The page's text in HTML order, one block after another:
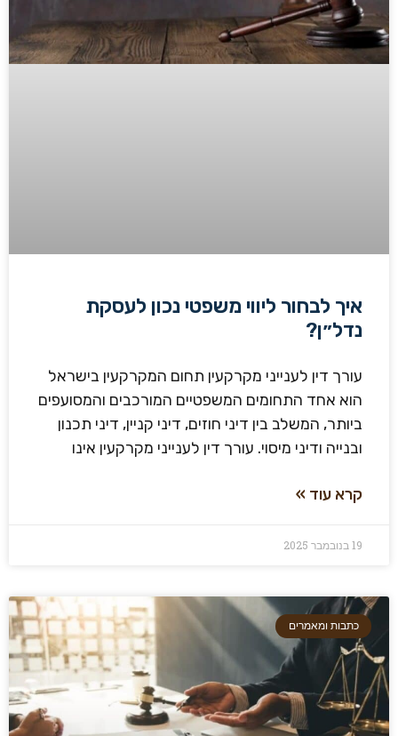
איך לבחור ליווי משפטי נכון לעסקת
נדל״ן?
עורך דין לענייני מקרקעין תחום המקרקעין בישראל
הוא אחד התחומים המשפטיים המורכבים והמסועפים
ביותר, המשלב בין דיני חוזים, דיני קניין, דיני תכנון
ובנייה ודיני מיסוי. עורך דין לענייני מקרקעין אינו
קרא עוד »
19 בנובמבר 2025
כתבות ומאמרים